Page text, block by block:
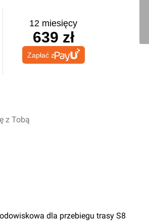
12 miesięcy
639 zł
Zapłać z
z Tobą
dla przebiegu trasy S8